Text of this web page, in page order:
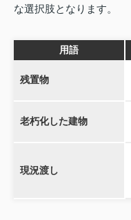
な選択肢となります。
用語
残置物
老朽化した建物
現況渡し